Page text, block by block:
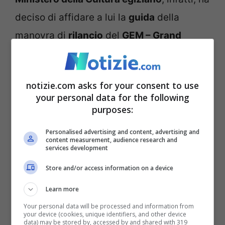
deciso di affidare a lui la guida della
manovra di rilancio del GEM – Grand
Egyptian Museum – il
primo museo di
archeologia egizia al mondoe di tutti gli
altri ad esso strettamente collegati. L’asse
diretta che parte da piazza Tahir – sede
collega aTorino, coinvolgerà altri poli
museali importanti quali
Leiden e Parigi
Questo ambiziosoprogetto– spiega Greco
notizie.com asks for your consent to use
your personal data for the following
purposes:
Personalised advertising and content, advertising and
content measurement, audience research and
services development
Store and/or access information on a device
Learn more
Your personal data will be processed and information from
your device (cookies, unique identifiers, and other device
data) may be stored by, accessed by and shared with 319